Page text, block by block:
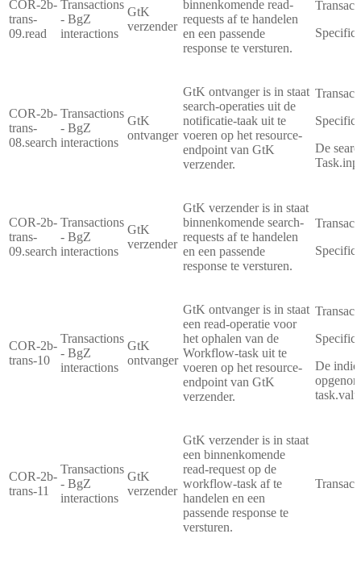
COR-2b-
trans-
09.read
Transactions
- BgZ
interactions
GtK
verzender
binnenkomende read-
requests af te handelen
en een passende
response te versturen.
COR-2b-
trans-
08.search
Transactions
- BgZ
interactions
GtK
ontvanger
GtK ontvanger is in staat
search-operaties uit de
notificatie-taak uit te
voeren op het resource-
endpoint van GtK
verzender.
De
COR-2b-
trans-
09.search
Transactions
- BgZ
interactions
GtK
verzender
GtK verzender is in staat
binnenkomende search-
requests af te handelen
en een passende
response te versturen.
COR-2b-
trans-10
Transactions
- BgZ
interactions
GtK
ontvanger
GtK ontvanger is in staat
een read-operatie voor
het ophalen van de
Workflow-task uit te
voeren op het resource-
endpoint van GtK
verzender.
De
COR-2b-
trans-11
Transactions
- BgZ
interactions
GtK
verzender
GtK verzender is in staat
een binnenkomende
read-request op de
workflow-task af te
handelen en een
passende response te
versturen.